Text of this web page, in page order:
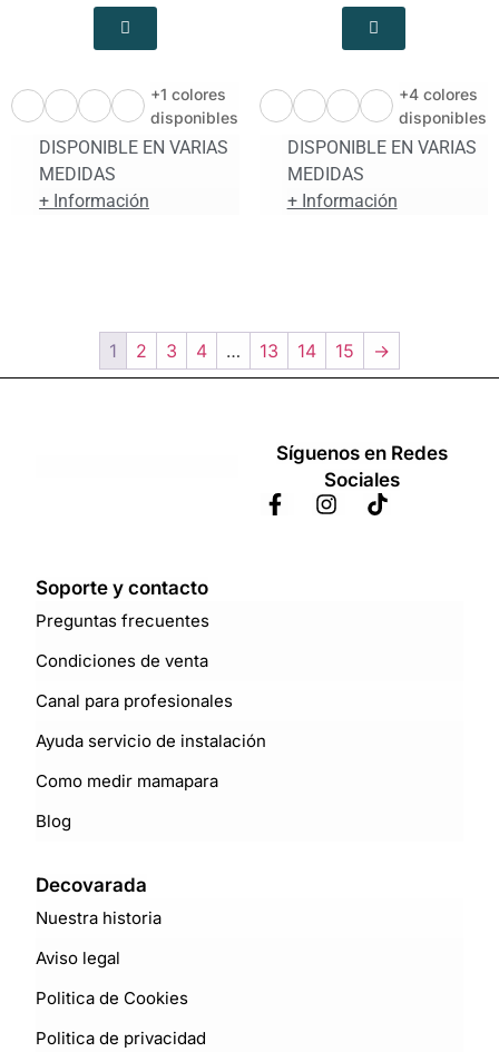
+1 colores
disponibles
DISPONIBLE EN VARIAS
MEDIDAS
+ Información
+4 colores
disponibles
DISPONIBLE EN VARIAS
MEDIDAS
+ Información
1 2 3 4 … 13 14 15 →
Síguenos en Redes
Sociales
Soporte y contacto
Preguntas frecuentes
Condiciones de venta
Canal para profesionales
Ayuda servicio de instalación
Como medir mamapara
Blog
Decovarada
Nuestra historia
Aviso legal
Politica de Cookies
Politica de privacidad